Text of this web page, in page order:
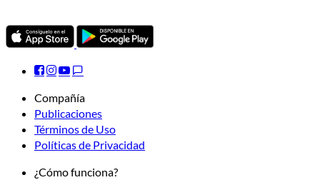
Compañía
Publicaciones
Términos de Uso
Políticas de Privacidad
¿Cómo funciona?